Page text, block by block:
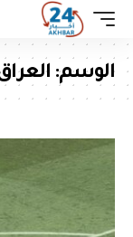
الوسم: